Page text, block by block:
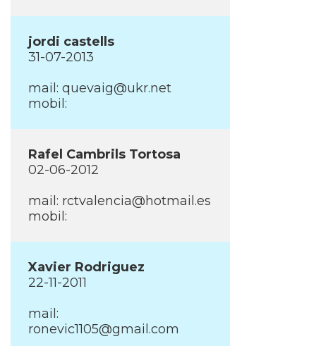
jordi castells
31-07-2013
mail: quevaig@ukr.net
mobil:
Rafel Cambrils Tortosa
02-06-2012
mail: rctvalencia@hotmail.es
mobil:
Xavier Rodriguez
22-11-2011
mail:
ronevic1105@gmail.com